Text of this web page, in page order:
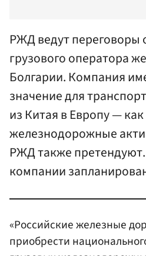
РЖД ведут переговоры
грузового оператора
Болгарии. Компания
значение для
из Китая в Европу —
железнодорожные
РЖД также
компании
«Российские железные
приобрести